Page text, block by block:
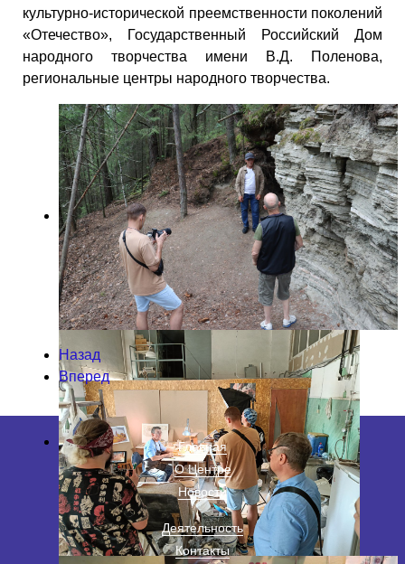
культурно-исторической преемственности поколений
«Отечество», Государственный Российский Дом
народного творчества имени В.Д. Поленова,
региональные центры народного творчества.
Назад
Вперед
Главная
О Центре
Новости
Деятельность
Контакты